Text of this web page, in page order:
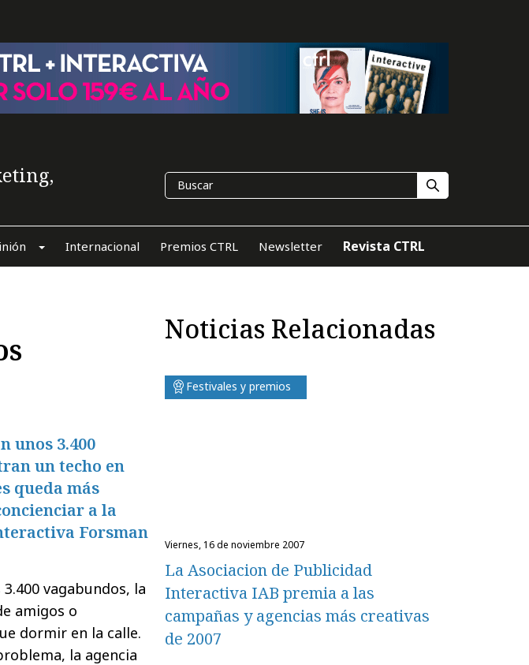
Internacional Premios CTRL Newsletter Revista CTRL
unos 3.400
un techo en
queda más
a la
Forsman
vagabundos, la
amigos o
dormir en la calle.
la agencia
Noticias Relacionadas
Festivales y premios
viernes, 16 de noviembre 2007
La Asociacion de Publicidad
Interactiva IAB premia a las
campañas y agencias más creativas
de 2007